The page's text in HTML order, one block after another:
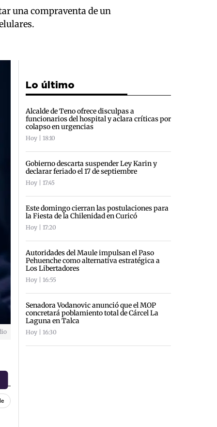
una compraventa de un
Lo último
Alcalde de Teno ofrece disculpas a
funcionarios del hospital y aclara críticas por
colapso en urgencias
Hoy | 18:10
Gobierno descarta suspender Ley Karin y
declarar feriado el 17 de septiembre
Hoy | 17:45
Este domingo cierran las postulaciones para
la Fiesta de la Chilenidad en Curicó
Hoy | 17:20
Autoridades del Maule impulsan el Paso
Pehuenche como alternativa estratégica a
Los Libertadores
Hoy | 16:55
Senadora Vodanovic anunció que el MOP
concretará poblamiento total de Cárcel La
Laguna en Talca
Hoy | 16:30